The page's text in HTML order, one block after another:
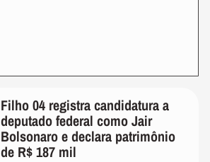
Filho 04 registra candidatura a
deputado federal como Jair
Bolsonaro e declara patrimônio
de R$ 187 mil